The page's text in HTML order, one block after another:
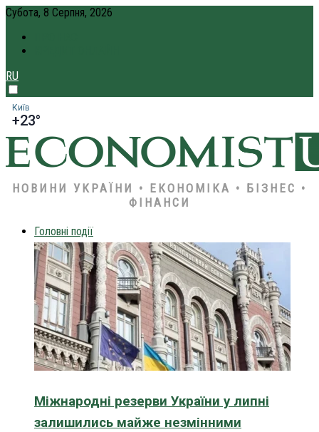
Субота, 8 Серпня, 2026
RU
Київ
+23°
НОВИНИ УКРАЇНИ • ЕКОНОМІКА • БІЗНЕС •
ФІНАНСИ
Головні події
Міжнародні резерви України у липні
залишились майже незмінними